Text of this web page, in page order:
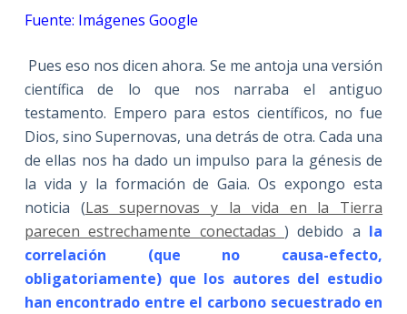
Fuente: Imágenes Google
Pues eso nos dicen ahora. Se me antoja una versión
científica de lo que nos narraba el antiguo
testamento. Empero para estos científicos, no fue
Dios, sino Supernovas, una detrás de otra. Cada una
de ellas nos ha dado un impulso para la génesis de
la vida y la formación de Gaia. Os expongo esta
noticia (Las supernovas y la vida en la Tierra
parecen estrechamente conectadas ) debido a la
correlación (que no causa-efecto,
obligatoriamente) que los autores del estudio
han encontrado entre el carbono secuestrado en